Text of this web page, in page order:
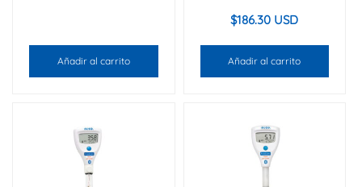
Añadir al carrito
$186.30 USD
Añadir al carrito